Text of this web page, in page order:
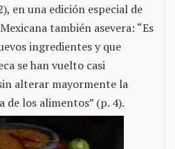
en una edición especial de
también asevera: “Es
ingredientes y que
se han vuelto casi
alterar mayormente la
los alimentos” (p. 4).